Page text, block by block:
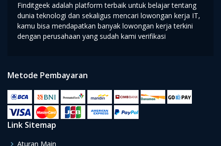
Finditgeek adalah platform terbaik untuk belajar tentang
dunia teknologi dan sekaligus mencari lowongan kerja IT,
kamu bisa mendapatkan banyak lowongan kerja terkini
dengan perusahaan yang sudah kami verifikasi
Metode Pembayaran
Link Sitemap
Aturan Main